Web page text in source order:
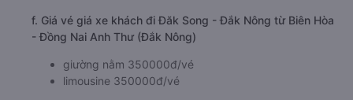
f. Giá vé giá xe khách đi Đăk Song - Đắk Nông từ Biên Hòa
- Đồng Nai Anh Thư (Đắk Nông)
giường nằm 350000đ/vé
limousine 350000đ/vé